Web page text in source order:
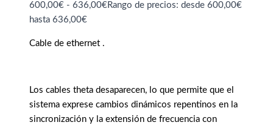
600,00€ - 636,00€Rango de precios: desde 600,00€
hasta 636,00€
Cable de ethernet .
Los cables theta desaparecen, lo que permite que el
sistema exprese cambios dinámicos repentinos en la
sincronización y la extensión de frecuencia con